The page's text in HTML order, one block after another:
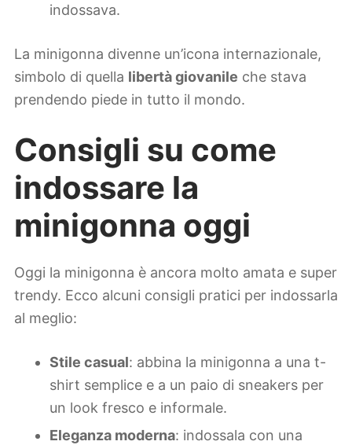
indossava.
La minigonna divenne un’icona internazionale,
simbolo di quella libertà giovanile che stava
prendendo piede in tutto il mondo.
Consigli su come
indossare la
minigonna oggi
Oggi la minigonna è ancora molto amata e super
trendy. Ecco alcuni consigli pratici per indossarla
al meglio:
Stile casual: abbina la minigonna a una t-
shirt semplice e a un paio di sneakers per
un look fresco e informale.
Eleganza moderna: indossala con una